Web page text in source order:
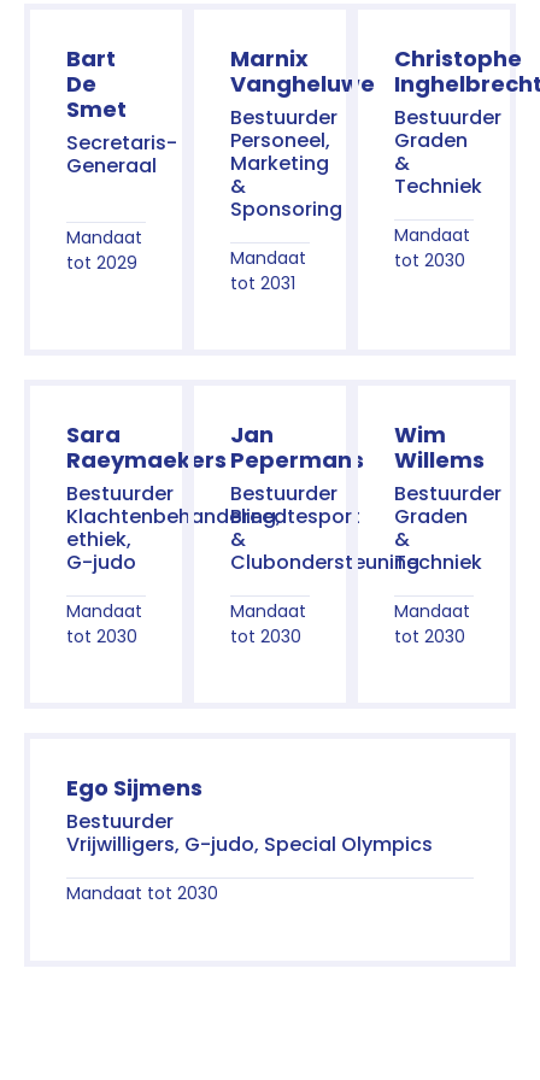
Bart
De
Smet
Secretaris-
Generaal
Mandaat
tot 2029
Marnix
Vangheluwe
Bestuurder
Personeel,
Marketing
&
Sponsoring
Mandaat
tot 2031
Christophe
Bestuurder
Graden
&
Techniek
Mandaat
tot 2030
Sara
Raeymaekers
Bestuurder
Klachtenbehandeling,
ethiek,
G-judo
Mandaat
tot 2030
Jan
Pepermans
Bestuurder
Breedtesport
&
Clubondersteuning
Mandaat
tot 2030
Wim
Willems
Bestuurder
Graden
&
Techniek
Mandaat
tot 2030
Ego Sijmens
Bestuurder
Vrijwilligers, G-judo, Special Olympics
Mandaat tot 2030